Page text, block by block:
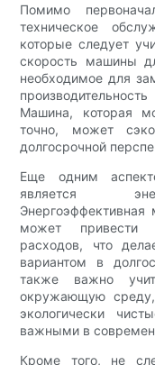
Помимо
техническое
которые следует
скорость машины
необходимое для
Машина, которая
точно, может
долгосрочной
Еще одним
является
может привести
расходов, что
вариантом в
также важно
окружающую среду,
экологически
важными в
Кроме того, не